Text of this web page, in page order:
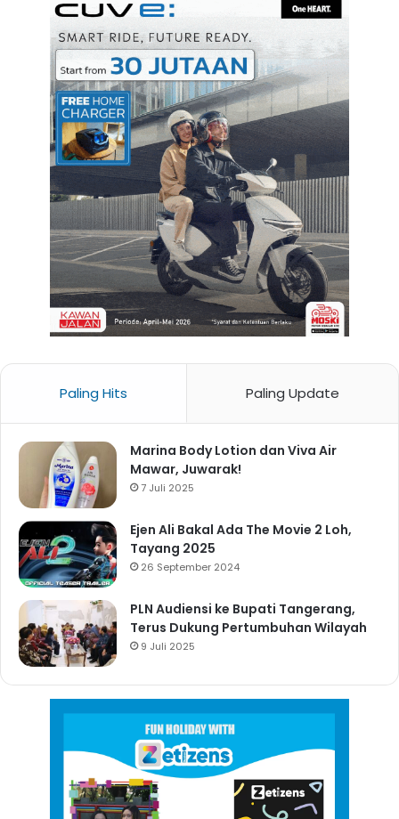
Paling Hits Paling Update
Marina Body Lotion dan Viva Air
Mawar, Juwarak!
7 Juli 2025
Ejen Ali Bakal Ada The Movie 2 Loh,
Tayang 2025
26 September 2024
PLN Audiensi ke Bupati Tangerang,
Terus Dukung Pertumbuhan Wilayah
9 Juli 2025